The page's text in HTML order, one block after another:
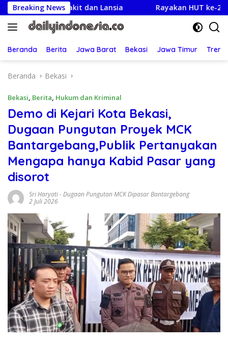
Langsung
ke
konten
Breaking News
Sakit dan Lansia Rayakan HUT ke-25,Partai
Beranda Berita Jawa Barat Bekasi Jawa Timur
Beranda Bekasi
Bekasi, Berita, Hukum dan Kriminal
Demo di Kejari Kota Bekasi,
Dugaan Pungutan Proyek MCK
Bantargebang,Publik Pertanyakan
Mengapa hanya Kabid Pasar yang
disorot
Sri Haryati-Dugaan Pungutan MCK Dipasar Bantargebang
2 Juli 2026